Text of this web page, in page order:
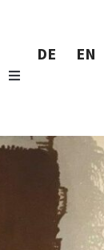
DE EN